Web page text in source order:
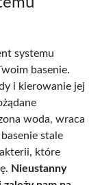
systemu
basenie.
i kierowanie jej
woda, wraca
stale
które
Nieustanny